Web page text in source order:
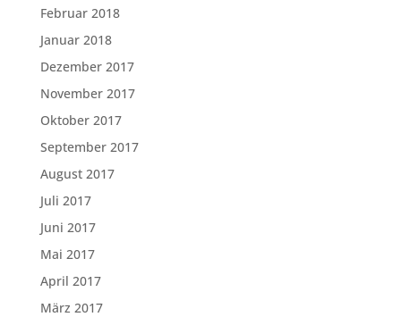
Februar 2018
Januar 2018
Dezember 2017
November 2017
Oktober 2017
September 2017
August 2017
Juli 2017
Juni 2017
Mai 2017
April 2017
März 2017